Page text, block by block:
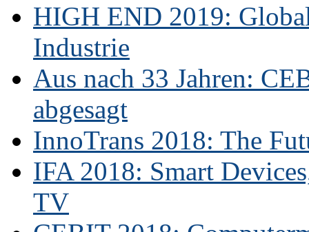
HIGH END 2019:
Industrie
Aus nach 33 Jahren:
abgesagt
InnoTrans 2018: The
IFA 2018: Smart
TV